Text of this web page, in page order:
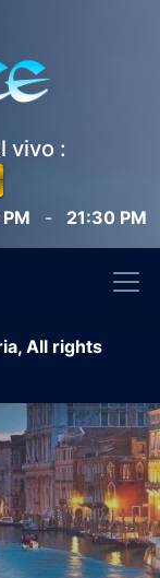
vivo :
- 21:30 PM
All rights